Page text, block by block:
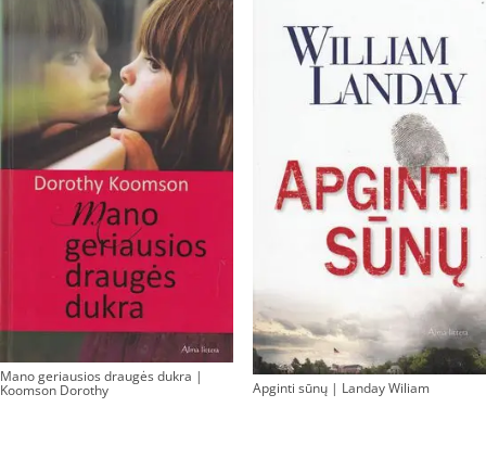
Mano geriausios draugės dukra |
Koomson Dorothy Apginti sūnų | Landay Wiliam